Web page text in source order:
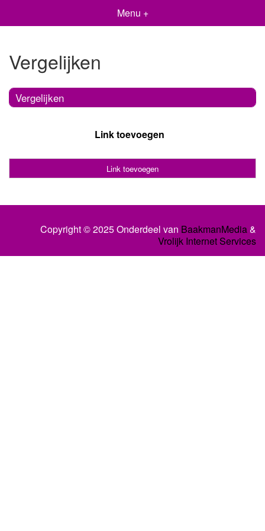
Menu +
Vergelijken
Vergelijken
Link toevoegen
Link toevoegen
Copyright © 2025 Onderdeel van BaakmanMedia&
Vrolijk Internet Services